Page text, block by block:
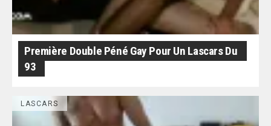
Première Double Péné Gay Pour Un Lascars Du
93
LASCARS